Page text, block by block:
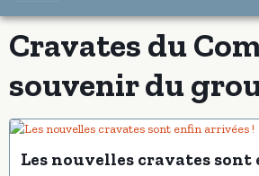
Cravates du
souvenir du
Les nouvelles cravates sont